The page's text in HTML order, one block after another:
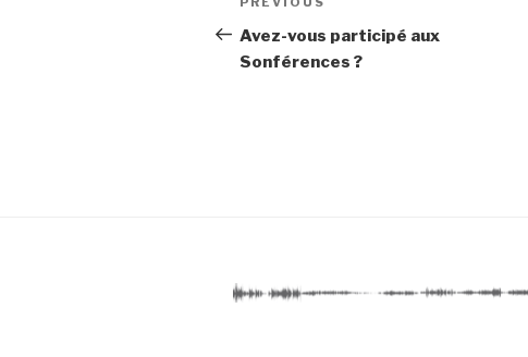
navigation
Previous
Post
Avez-vous participé aux
Sonférences ?